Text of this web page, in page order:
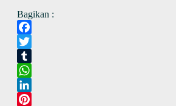
Bagikan :
Facebook
Twitter
Tumblr
WhatsApp
LinkedIn